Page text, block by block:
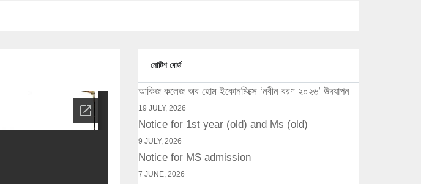
নোটিশ বোর্ড
আকিজ কলেজ অব হোম ইকোনমিক্সে ‘নবীন বরণ ২০২৬’ উদযাপন
19 JULY, 2026
Notice for 1st year (old) and Ms (old)
9 JULY, 2026
Notice for MS admission
7 JUNE, 2026